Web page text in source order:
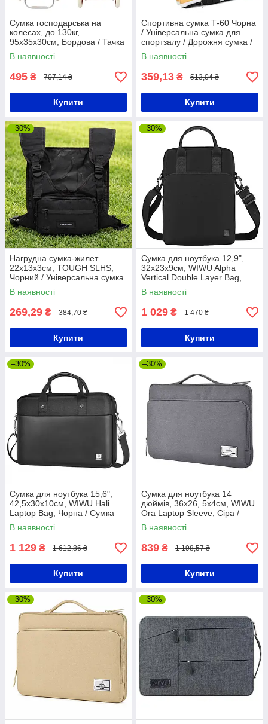
Сумка господарська на
колесах, до 130кг,
95х35х30см, Бордова / Тачка
кравчучка / Двоколісна
кравчучка
В наявності
495 ₴ 707,14 ₴
Купити
Спортивна сумка Т-60 Чорна
/ Універсальна сумка для
спортзалу / Дорожня сумка /
Сумка для спорту
В наявності
359,13 ₴ 513,04 ₴
Купити
–30%
Нагрудна сумка-жилет
22х13х3см, TOUGH SLHS,
Чорний / Універсальна сумка
на груди / Чоловіча сумка
нагрудна
В наявності
269,29 ₴ 384,70 ₴
Купити
–30%
Сумка для ноутбука 12,9",
32х23х9см, WIWU Alpha
Vertical Double Layer Bag,
Чорна / Сумка для ноутбука /
Сумка для планшета
В наявності
1 029 ₴ 1 470 ₴
Купити
–30%
Сумка для ноутбука 15,6",
42,5х30х10см, WIWU Hali
Laptop Bag, Чорна / Сумка
чохол для ноутбука /
Портфель для ноутбука
В наявності
1 129 ₴ 1 612,86 ₴
Купити
–30%
Сумка для ноутбука 14
дюймів, 36х26, 5х4см, WIWU
Ora Laptop Sleeve, Сіра /
Чохол на ноутбук / Сумка на
ноутбук
В наявності
839 ₴ 1 198,57 ₴
Купити
–30% –30%